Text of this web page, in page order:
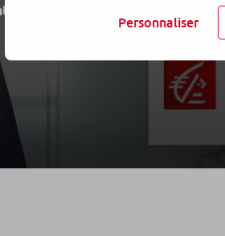
YouTube fait partie en
cliquant ici.
Personnaliser